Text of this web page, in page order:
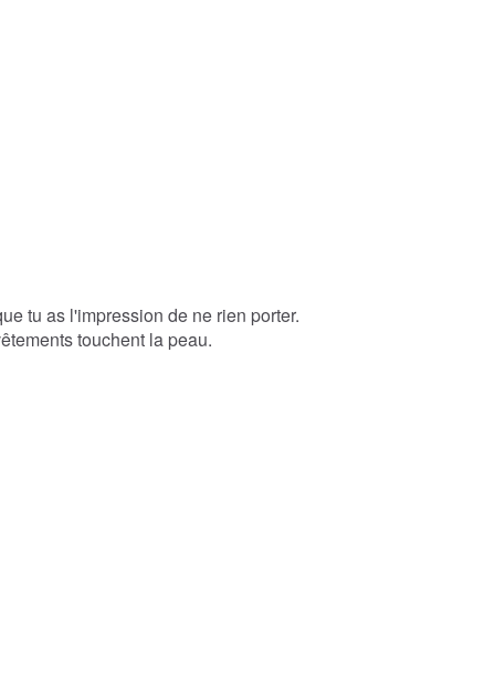
tu as l'impression de ne rien porter.
touchent la peau.